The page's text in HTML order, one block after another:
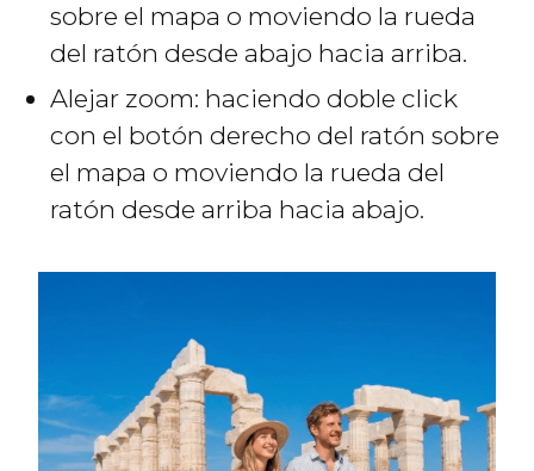
sobre el mapa o moviendo la rueda
del ratón desde abajo hacia arriba.
Alejar zoom: haciendo doble click
con el botón derecho del ratón sobre
el mapa o moviendo la rueda del
ratón desde arriba hacia abajo.